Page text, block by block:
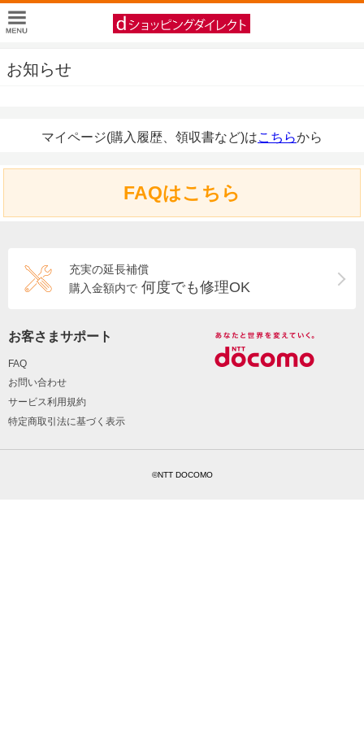
お知らせ
マイページ(購入履歴、領収書など)はこちらから
FAQはこちら
充実の延長補償
購入金額内で 何度でも修理OK
お客さまサポート
FAQ
お問い合わせ
サービス利用規約
特定商取引法に基づく表示
©NTT DOCOMO